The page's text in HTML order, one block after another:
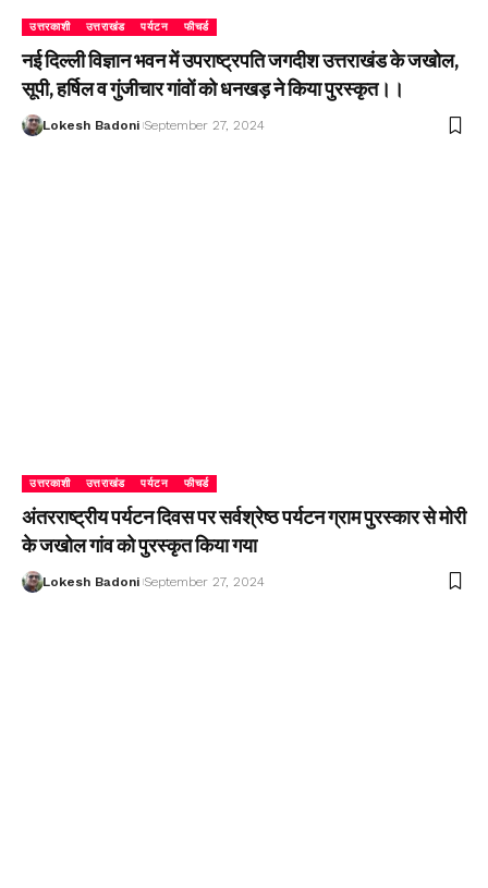
उत्तरकाशी उत्तराखंड पर्यटन फीचर्ड
नई दिल्ली विज्ञान भवन में उपराष्ट्रपति जगदीश उत्तराखंड के जखोल,
सूपी, हर्षिल व गुंजीचार गांवों को धनखड़ ने किया पुरस्कृत।।
Lokesh Badoni September 27, 2024
उत्तरकाशी उत्तराखंड पर्यटन फीचर्ड
अंतरराष्ट्रीय पर्यटन दिवस पर सर्वश्रेष्ठ पर्यटन ग्राम पुरस्कार से मोरी
के जखोल गांव को पुरस्कृत किया गया
Lokesh Badoni September 27, 2024